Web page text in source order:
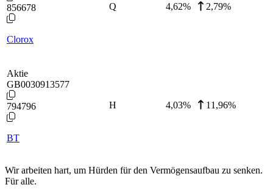
856678
Clorox
Q 4,62% 2,79%
Aktie
GB0030913577
794796
BT
H 4,03% 11,96%
Wir arbeiten hart, um Hürden für den Vermögensaufbau zu senken.
Für alle.